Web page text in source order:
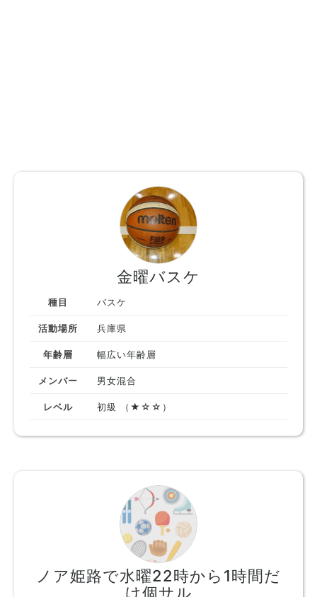
金曜バスケ
種目 バスケ
活動場所 兵庫県
年齢層 幅広い年齢層
メンバー 男女混合
レベル 初級 （★☆☆）
ノア姫路で水曜22時から1時間だ
け個サル